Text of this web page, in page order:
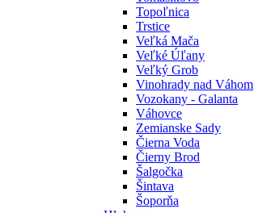
Topoľnica
Trstice
Veľká Mača
Veľké Úľany
Veľký Grob
Vinohrady nad Váhom
Vozokany - Galanta
Váhovce
Zemianske Sady
Čierna Voda
Čierny Brod
Šalgočka
Šintava
Šoporňa